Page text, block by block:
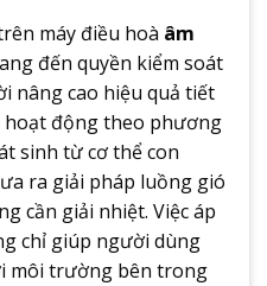
máy điều hoà âm
đến quyền kiểm soát
nâng cao hiệu quả tiết
hoạt động theo phương
sinh từ cơ thể con
ra giải pháp luồng gió
cần giải nhiệt. Việc áp
chỉ giúp người dùng
môi trường bên trong